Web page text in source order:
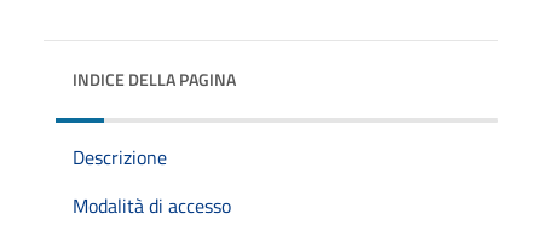
INDICE DELLA PAGINA
Descrizione
Modalità di accesso